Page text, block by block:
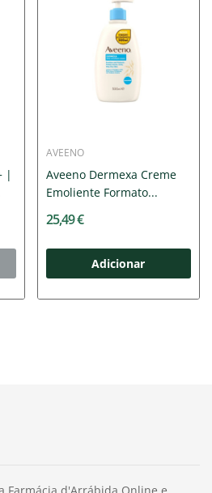
|
AVEENO
Aveeno Dermexa Creme
Emoliente Formato...
25,49 €
Adicionar